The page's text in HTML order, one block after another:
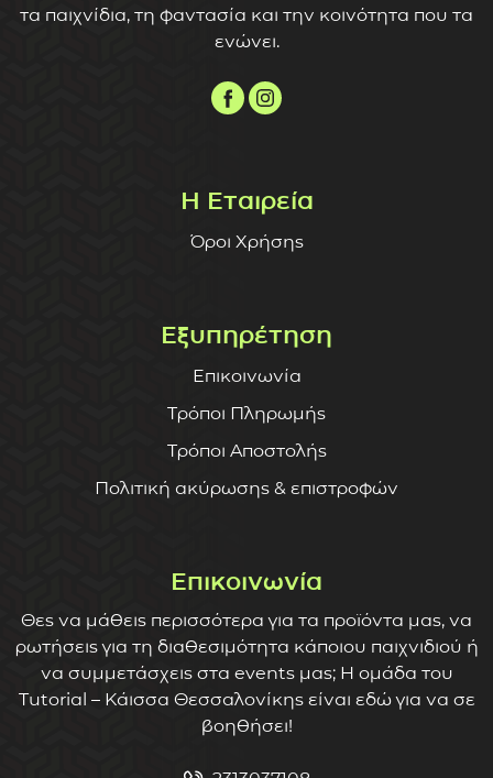
τα παιχνίδια, τη φαντασία και την κοινότητα που τα
ενώνει.
Η Εταιρεία
Όροι Χρήσης
Εξυπηρέτηση
Επικοινωνία
Τρόποι Πληρωμής
Τρόποι Αποστολής
Πολιτική ακύρωσης & επιστροφών
Επικοινωνία
Θες να μάθεις περισσότερα για τα προϊόντα μας, να
ρωτήσεις για τη διαθεσιμότητα κάποιου παιχνιδιού ή
να συμμετάσχεις στα events μας; Η ομάδα του
Tutorial – Κάισσα Θεσσαλονίκης είναι εδώ για να σε
βοηθήσει!